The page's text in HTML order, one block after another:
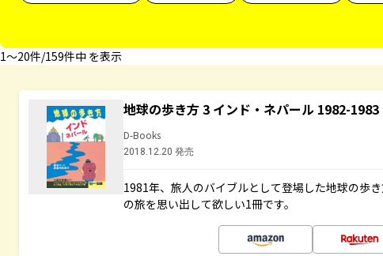
1〜20件/159件中 を表示
地球の歩き方 3 インド・ネパール 1982-1983
D-Books
2018.12.20 発売
1981年、旅人のバイブルとして登場した地球の歩
の旅を思い出して欲しい1冊です。